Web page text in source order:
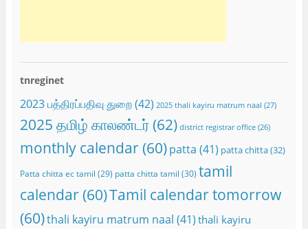
tnreginet
2023 பத்திரப்பதிவு துறை(42) 2025 thali kayiru matrum naal (27)
2025 தமிழ் காலண்டர்(62) district registrar office(26)
monthly calendar(60) patta (41) patta chitta(32)
Patta chitta ec tamil (29) patta chitta tamil (30) tamil
calendar(60)Tamil calendar tomorrow
(60)thali kayiru matrum naal (41) thali kayiru